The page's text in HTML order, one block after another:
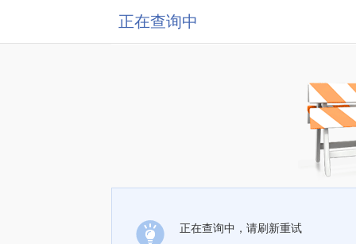
正在查询中
正在查询中，请刷新重试